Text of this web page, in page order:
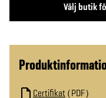
Välj butik
Certifikat PDF